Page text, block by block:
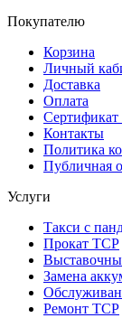
Покупателю
Корзина
Личный
Доставка
Оплата
Контакты
Политика
Публичная
Услуги
Такси с
Прокат ТСР
Замена
Ремонт ТСР